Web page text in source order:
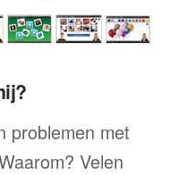
problemen met
Velen